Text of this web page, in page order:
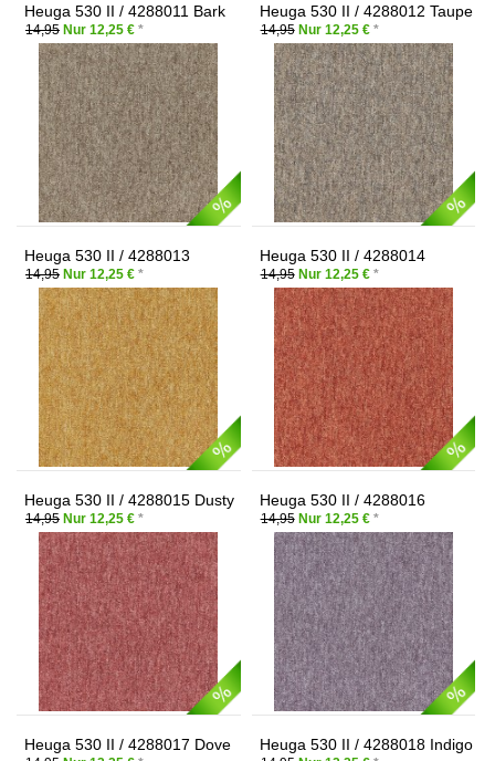
Heuga 530 II / 4288011 Bark
14,95 Nur 12,25 € *
Heuga 530 II / 4288012 Taupe
14,95Nur 12,25 € *
Heuga 530 II / 4288013
Golden Yellow
14,95 Nur 12,25 € *
Heuga 530 II / 4288014
Terracotta
14,95Nur 12,25 € *
Heuga 530 II / 4288015 Dusty
Rose
14,95 Nur 12,25 € *
Heuga 530 II / 4288016
Frosted Lilac
14,95Nur 12,25 € *
Heuga 530 II / 4288017 Dove
Heuga 530 II / 4288018 Indigo